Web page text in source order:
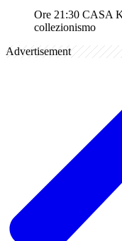
Ore 21:30 CASA
collezionismo
Advertisement